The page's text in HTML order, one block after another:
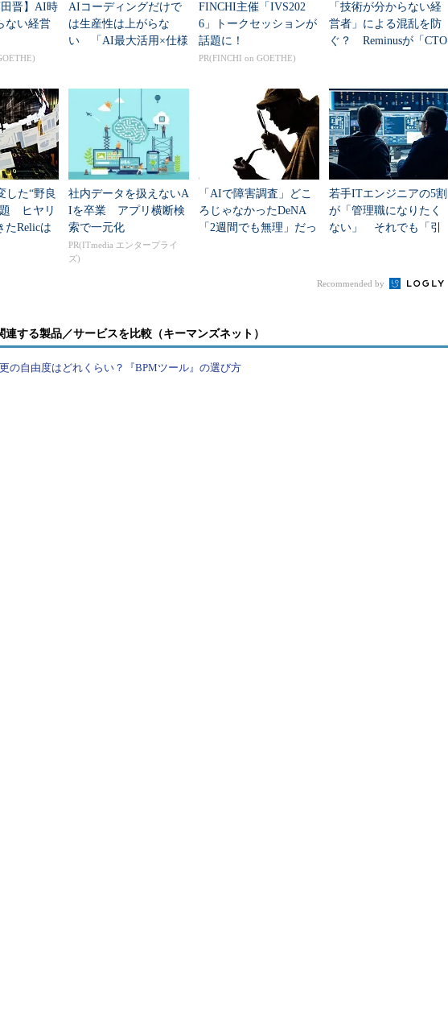
測部門からの出図依頼を処理して図面を引き渡すという、至って簡単なもの
気分に陥りました。しかし、だからといってまた進路を変えるのでは、い
も一人前にはなれません。
望として自分の中に持っておき、ひとまずいまできることから始めよ
引に気持ちを切り替え、あらためて周囲を見回してみると、ホストコンピ
）、UNIX（DEC、サン・マイクロシステムズなど）、Windows PCと、ひ
ラットフォームがそろっているではありませんか。
トフォームの基本的な扱い方を習得する」「それぞれの特徴・違いを理解
たい！
事をこなしながら課題に取り組みました。そのうちJCL（Job Control
田晋】AI時
ない経営
AIコーディングだけで
は生産性は上がらな
い 「AI最大活用×仕様
FINCHI主催「IVS202
6」トークセッションが
話題に！
PR(FINCHI on GOETHE)
「技術が分からない経
営者」による混乱を防
ぐ？ Reminusが「CTO
した“野良
題 ヒヤリ
たRelicは
社内データを扱えないA
Iを卒業 アプリ横断検
索で一元化
PR(ITmedia エンタープライ
ズ)
「AIで障害調査」どこ
ろじゃなかったDeNA
「2週間でも無理」だっ
若手ITエンジニアの5割
が「管理職になりたく
ない」 それでも「引
Recommended by
連する製品／サービスを比較（キーマンズネット）
の自由度はどれくらい？『BPMツール』の選び方